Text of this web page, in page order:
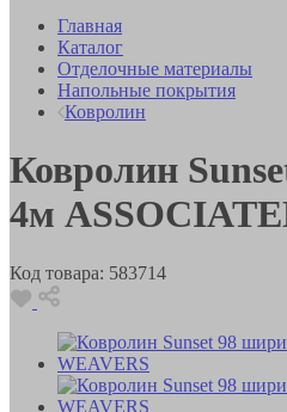
Главная
Каталог
Отделочные материалы
Напольные покрытия
Ковролин
Ковролин
4м
Код товара: 583714